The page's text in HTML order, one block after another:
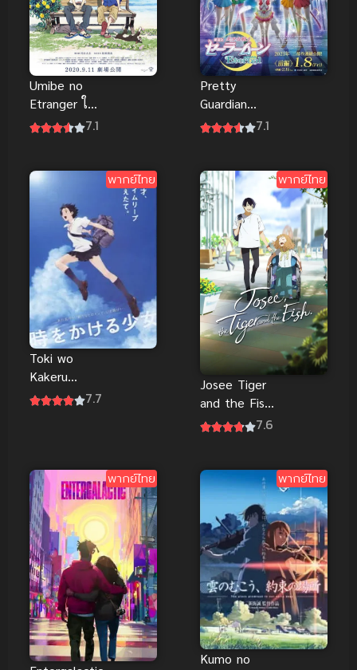
Umibe no
Etranger ให้
ทะเลโอบใจ7.1
Pretty
Guardian
Sailor Moon
การ์เดี้ยน เซ
เลอร์ มูน อีเท
อร์นัล เดอะ
มูฟวี่ พากย์
ไทย
7.1
พากย์ไทย
Toki wo
Kakeru
Shoujo กระ7.7
พากย์ไทย
Josee Tiger
and the Fish
โจเซ่ กับเสือ7.6
พากย์ไทย พากย์ไทย
Kumo no